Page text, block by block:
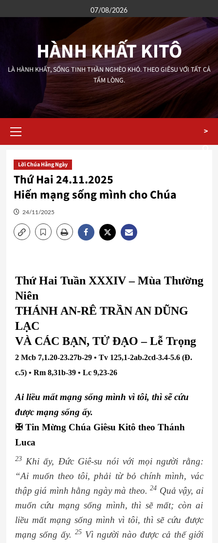
to
07/08/2026
HÀNH KHẤT KITÔ
LÀ HÀNH KHẤT, SỐNG TINH THẦN NGHÈO KHÓ. THEO GIÊSU VỚI TẤT CẢ
TẤM LÒNG.
Menu
>
Lời Chúa Hằng Ngày
Thứ Hai 24.11.2025
Hiến mạng sống mình cho Chúa
24/11/2025
Thứ Hai Tuần XXXIV – Mùa Thường
Niên
THÁNH AN-RÊ TRẦN AN DŨNG
LẠC
VÀ CÁC BẠN, TỬ ĐẠO – Lễ Trọng
2 Mcb 7,1.20-23.27b-29 • Tv 125,1-2ab.2cd-3.4-5.6 (Đ.
c.5) • Rm 8,31b-39 • Lc 9,23-26
Ai liều mất mạng sống mình vì tôi, thì sẽ cứu
được mạng sống ấy.
✠ Tin Mừng Chúa Giêsu Kitô theo Thánh
Luca
23
Khi ấy, Đức Giê-su nói với mọi người rằng:
“Ai muốn theo tôi, phải từ bỏ chính mình, vác
thập giá mình hằng ngày mà theo. 24 Quả vậy, ai
muốn cứu mạng sống mình, thì sẽ mất; còn ai
liều mất mạng sống mình vì tôi, thì sẽ cứu được
mạng sống ấy.25 Vì người nào được cả thế giới